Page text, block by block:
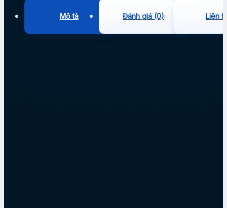
Mô tả Đánh giá (0) Liên